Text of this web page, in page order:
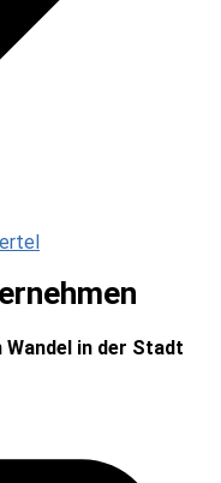
in der Stadt